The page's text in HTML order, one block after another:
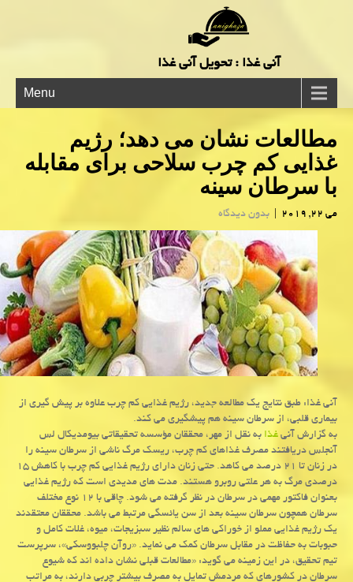
آنی غذا : تحویل آنی غذا
Menu
مطالعات نشان می دهد؛ رژیم
غذایی كم چرب سلاحی برای مقابله
با سرطان سینه
می 22, 2019 | بدون دیدگاه
آنی غذا: طبق نتایج یك مطالعه جدید، رژیم غذایی كم چرب علاوه بر پیش گیری از
بیماری قلبی، از سرطان سینه هم پیشگیری می كند.
به گزارش آنیغذابه نقل از مهر، محققان مؤسسه تحقیقاتی بیومدیكال لس
آنجلس دریافتند مصرف غذاهای كم چرب، ریسك مرگ ناشی از سرطان سینه را
در زنان تا ۲۱ درصد می كاهد. حتی زنان دارای رژیم غذایی كم چرب با كاهش ۱۵
درصدی مرگ به هر علتی روبرو هستند. مدت های مدیدی است كه رژیم غذایی
بعنوان فاكتور مهمی در سرطان در نظر گرفته می شود. چاقی با ۱۲ نوع مختلف
سرطان همچون سرطان سینه بعد از سن یائسگی مرتبط می باشد. محققان معتقدند
یك رژیم غذایی مملو از خوراكی های سالم نظیر سبزیجات، میوه، غلات كامل و
حبوبات به حفاظت در مقابل سرطان كمك می نماید. «روآن چلبووسكی»، سرپرست
تیم تحقیق، در این زمینه می گوید: «مطالعات قبلی نشان داده اند كه شیوع
سرطان در كشورهای كه مردمش تمایل به مصرف بیشتر چربی دارند، به مراتب